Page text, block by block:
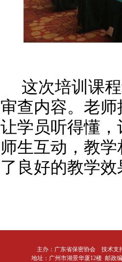
这次培训课
审查内容。老
让学员听得懂
师生互动，教
了良好的教学效
主办：广东省保密协会 技术
地址：广州市湖景华厦12楼 邮政